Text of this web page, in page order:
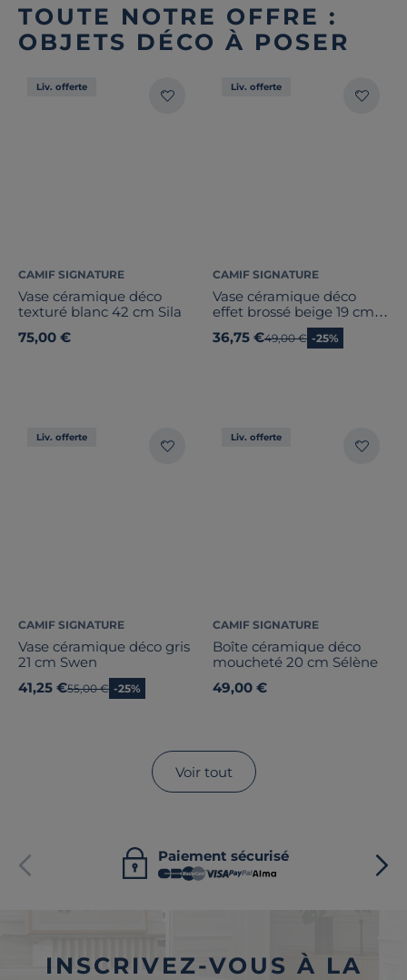
TOUTE NOTRE OFFRE :
OBJETS DÉCO À POSER
Liv. offerte
CAMIF SIGNATURE
Vase céramique déco
texturé blanc 42 cm Sila
75,00 €
Liv. offerte
CAMIF SIGNATURE
Vase céramique déco
effet brossé beige 19 cm
36,75 €Ancien prix
49,00 € -25%
Liv. offerte
CAMIF SIGNATURE
Vase céramique déco gris
21 cm Swen
41,25 €Ancien prix
55,00 € -25%
Liv. offerte
CAMIF SIGNATURE
Boîte céramique déco
moucheté 20 cm Sélène
49,00 €
Voir tout
Paiement sécurisé
INSCRIVEZ-VOUS À LA